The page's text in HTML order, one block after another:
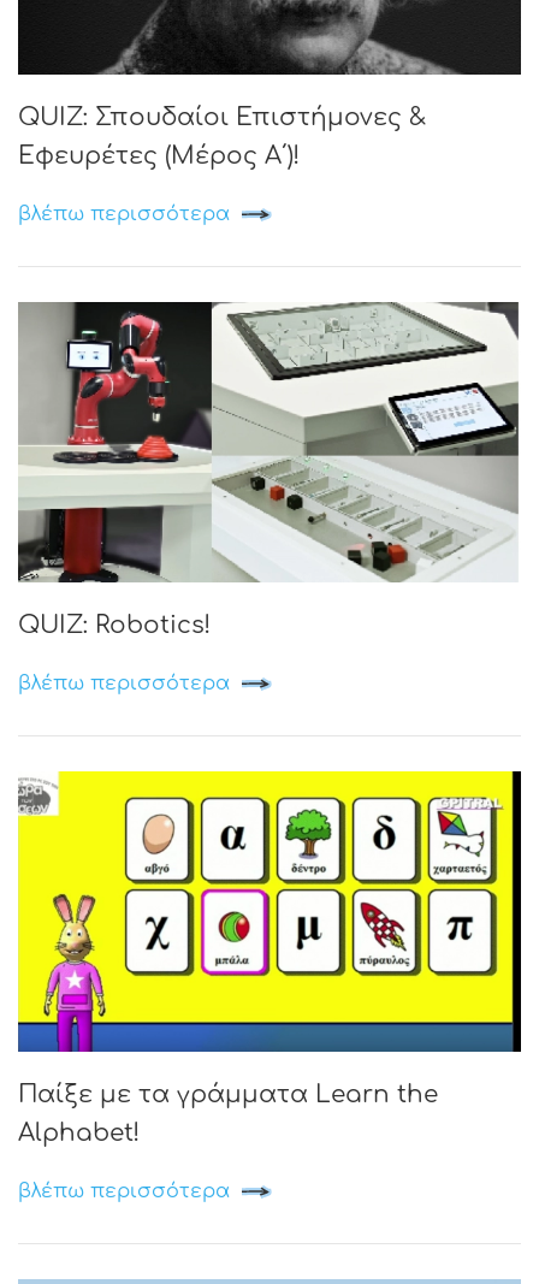
QUIZ: Σπουδαίοι Επιστήμονες &
Εφευρέτες (Μέρος Α΄)!
βλέπω περισσότερα
QUIZ: Robotics!
βλέπω περισσότερα
Παίξε με τα γράμματα Learn the
Alphabet!
βλέπω περισσότερα